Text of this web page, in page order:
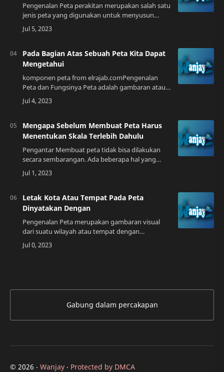
Pengenalan Peta perakitan merupakan salah satu
jenis peta yang digunakan untuk menyusun
gambaran terperinci tentang suatu wilayah.
Dalam peta perakitan, lambang-lambang yang
Pada Bagian Atas Sebuah Peta Kita Dapat
Mengetahui
komponen peta from elrajab.comPengenalan
Peta dan Fungsinya Peta adalah gambaran atau
representasi visual dari permukaan bumi. Fungsi
utama dari peta adalah untuk memberikan inf…
Mengapa Sebelum Membuat Peta Harus
Menentukan Skala Terlebih Dahulu
Pengantar Membuat peta tidak bisa dilakukan
secara sembarangan. Ada beberapa hal yang
harus dipersiapkan terlebih dahulu agar peta
yang dibuat bisa digunakan dengan baik. Salah …
Letak Kota Atau Tempat Pada Peta
Dinyatakan Dengan
Pengenalan Peta merupakan gambaran visual
dari suatu wilayah atau tempat dengan
menggunakan simbol-simbol tertentu. Peta
sangat penting untuk membantu kita dalam
Gabung dalam percakapan
© 2026 ‧ Wanjay ‧ Protected by DMCA